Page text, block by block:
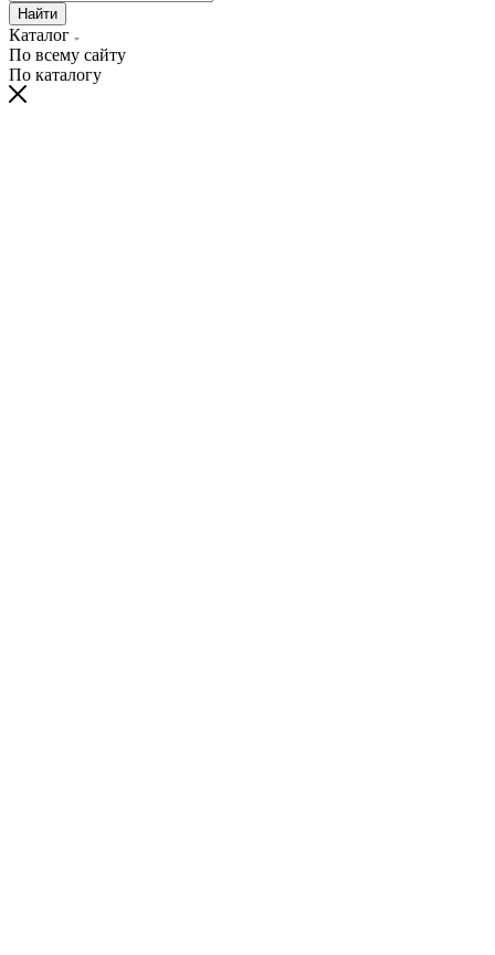
Найти
Каталог
По всему сайту
По каталогу